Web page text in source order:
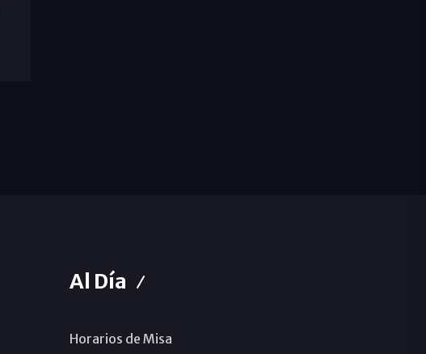
Al Día
Horarios de Misa